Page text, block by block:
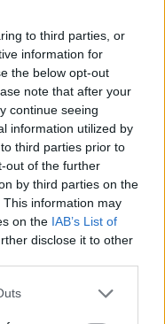
to third parties, or
information for
the below opt-out
note that after your
continue seeing
information utilized by
third parties prior to
out of the further
by third parties on the
This information may
on the IAB’s List of
disclose it to other
tűzoltók
járművek két forgalmi
sávban és a
2023. 12. 19. Épp
útszakasz, azért
kilométeres torlódás